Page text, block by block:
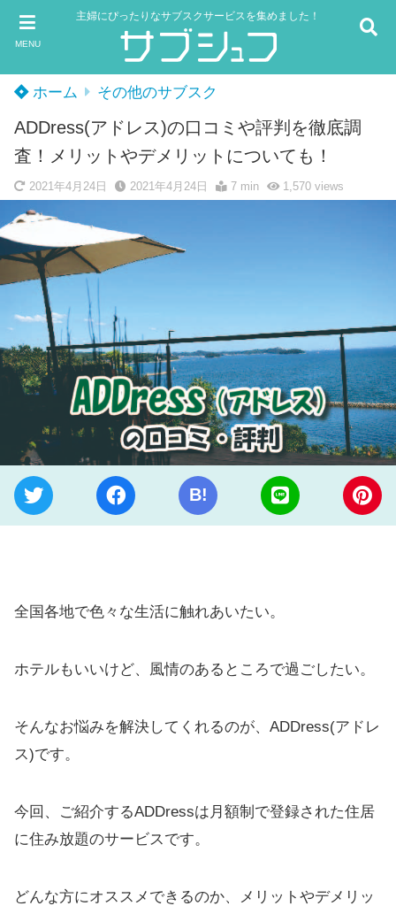
MENU
主婦にぴったりなサブスクサービスを集めました！
ホーム その他のサブスク
ADDress(アドレス)の口コミや評判を徹底調
査！メリットやデメリットについても！
2021年4月24日 2021年4月24日 7 min 1,570views
B!
全国各地で色々な生活に触れあいたい。
ホテルもいいけど、風情のあるところで過ごしたい。
そんなお悩みを解決してくれるのが、ADDress(アドレ
ス)です。
今回、ご紹介するADDressは月額制で登録された住居
に住み放題のサービスです。
どんな方にオススメできるのか、メリットやデメリッ